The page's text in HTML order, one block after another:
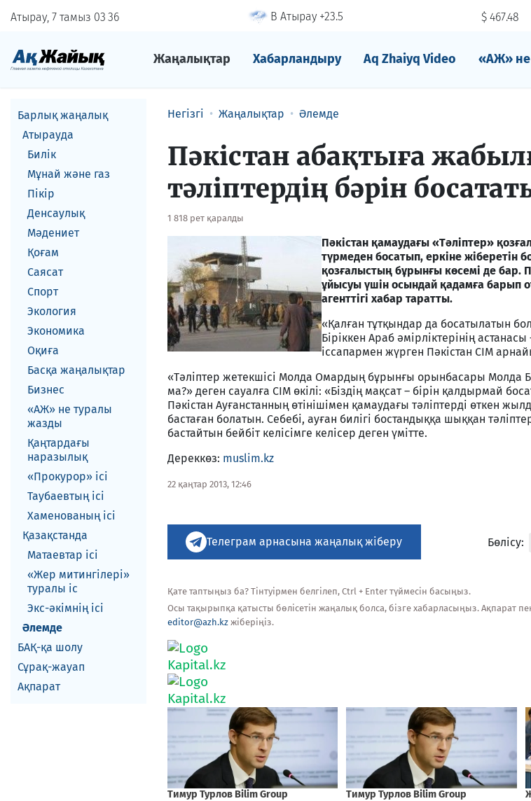
Атырау, 7 тамыз 03 36 В Атырау +23.5 $ 467.48
Жаңалықтар Хабарландыру Aq Zhaiyq Video «АЖ»
Барлық жаңалық
Атырауда
Билік
Мұнай және газ
Пікір
Денсаулық
Мәдениет
Қоғам
Саясат
Спорт
Экология
Экономика
Оқиға
Басқа жаңалықтар
Бизнес
«АЖ» не туралы
жазды
Қаңтардағы
наразылық
«Прокурор» ісі
Таубаевтың ісі
Хаменованың ісі
Қазақстанда
Матаевтар ici
«Жер митингілері»
туралы іс
Экс-әкiмнiң iсi
Әлемде
БАҚ-қа шолу
Сұрақ-жауап
Ақпарат
Негізгі Жаңалықтар Әлемде
Пәкістан абақтыға
тәліптердің бәрін
1 818 рет қаралды
Пәкістан қамаудағы «Тәліптер»
түрмеден босатып, еркіне жіберетін
қозғалыстың бұрынғы көсемі де бар.
ұйысуы үшін осындай қадамға барып
агенттігі хабар таратты.
«Қалған тұтқындар да босатылатын
Біріккен Араб әмірліктерінің
іссапармен жүрген Пәкістан СІМ
«Тәліптер жетекшісі Молда Омардың бұрынғы орынбасары Молда
ма?» деген сауалға СІМ өкілі: «Біздің мақсат – бірін қалдырмай
Пәкістан Ауғанстанның өтінішімен қамаудағы тәліптерді өткен
бастаған болатын. Себебі, ауған билігі бостандыққа шыққан
бастайтын бейбіт келісімге келісер деген үмітте.
Дереккөз: muslim.kz
22 қаңтар 2013, 12:46
Телеграм арнасына жаңалық жіберу Бөлісу:
Қате таптыңыз ба? Тінтуірмен белгілеп, Ctrl + Enter түймесін басыңыз.
Осы тақырыпқа қатысты бөлісетін жаңалық болса, бізге хабарласыңыз. Ақпарат
editor@azh.kz жіберіңіз.